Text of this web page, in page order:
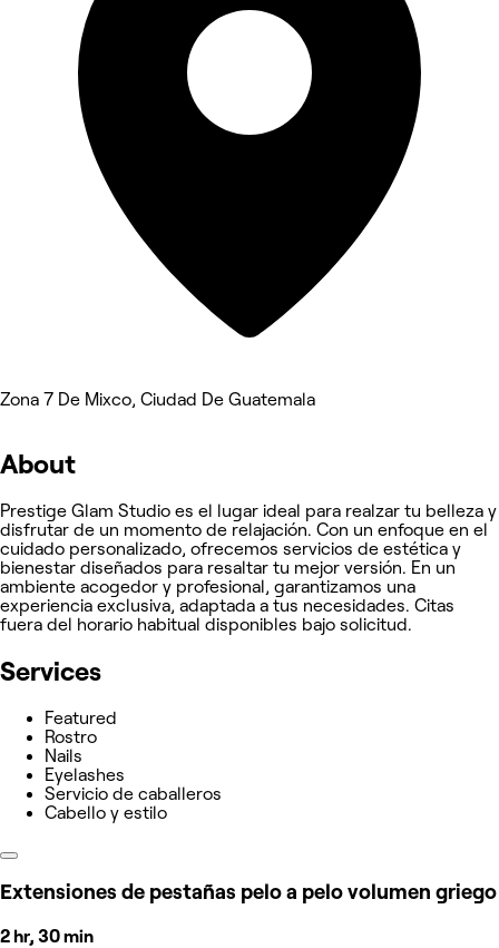
Zona 7 De Mixco, Ciudad De Guatemala
About
Prestige Glam Studio es el lugar ideal para realzar tu belleza y
disfrutar de un momento de relajación. Con un enfoque en el
cuidado personalizado, ofrecemos servicios de estética y
bienestar diseñados para resaltar tu mejor versión. En un
ambiente acogedor y profesional, garantizamos una
experiencia exclusiva, adaptada a tus necesidades. Citas
fuera del horario habitual disponibles bajo solicitud.
Services
Featured
Rostro
Nails
Eyelashes
Servicio de caballeros
Cabello y estilo
Extensiones de pestañas pelo a pelo volumen griego
2 hr, 30 min